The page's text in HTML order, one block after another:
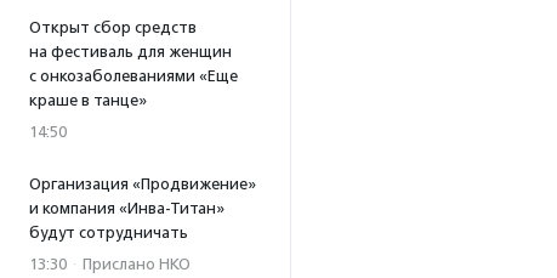
Открыт сбор средств
на фестиваль для женщин
с онкозаболеваниями «Еще
краше в танце»
14:50
Организация «Продвижение»
и компания «Инва-Титан»
будут сотрудничать
13:30 · Прислано НКО